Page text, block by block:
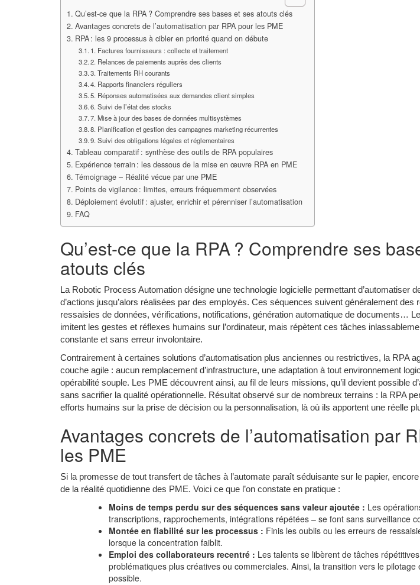
Qu’est-ce que la RPA ? Comprendre ses bases et ses atouts clés
Avantages concrets de l’automatisation par RPA pour les PME
RPA : les 9 processus à cibler en priorité quand on débute
1. Factures fournisseurs : collecte et traitement
2. Relances de paiements auprès des clients
3. Traitements RH courants
4. Rapports financiers réguliers
5. Réponses automatisées aux demandes client simples
6. Suivi de l’état des stocks
7. Mise à jour des bases de données multisystèmes
8. Planification et gestion des campagnes marketing récurrentes
9. Suivi des obligations légales et réglementaires
Tableau comparatif : synthèse des outils de RPA populaires
Expérience terrain : les dessous de la mise en œuvre RPA en PME
Témoignage – Réalité vécue par une PME
Points de vigilance : limites, erreurs fréquemment observées
Déploiement évolutif : ajuster, enrichir et pérenniser l’automatisation
FAQ
Qu’est-ce que la RPA ? Comprendre ses
atouts clés
La Robotic Process Automation désigne une technologie logicielle permettant d’automatiser
d’actions jusqu’alors réalisées par des employés. Ces séquences suivent généralement des
ressaisies de données, vérifications, notifications, génération automatique de documents…
imitent les gestes et réflexes humains sur l’ordinateur, mais répètent ces tâches
constante et sans erreur involontaire.
Contrairement à certaines solutions d’automatisation plus anciennes ou restrictives, la RPA
couche agile : aucun remplacement d’infrastructure, une adaptation à tout environnement
opérabilité souple. Les PME découvrent ainsi, au fil de leurs missions, qu’il devient possible
sans sacrifier la qualité opérationnelle. Résultat observé sur de nombreux terrains : la RPA
efforts humains sur la prise de décision ou la personnalisation, là où ils apportent une réelle
Avantages concrets de l’automatisation par
les PME
Si la promesse de tout transfert de tâches à l’automate paraît séduisante sur le papier,
de la réalité quotidienne des PME. Voici ce que l’on constate en pratique :
Moins de temps perdu sur des séquences sans valeur ajoutée : Les
transcriptions, rapprochements, intégrations répétées – se font sans surveillance
Montée en fiabilité sur les processus : Finis les oublis ou les erreurs de
lorsque la concentration faiblit.
Emploi des collaborateurs recentré : Les talents se libèrent de tâches
problématiques plus créatives ou commerciales. Ainsi, la transition vers le pilotage
possible.